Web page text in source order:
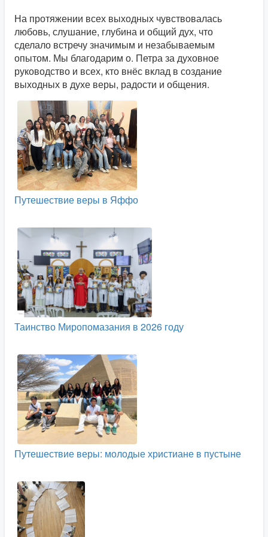
На протяжении всех выходных чувствовалась
любовь, слушание, глубина и общий дух, что
сделало встречу значимым и незабываемым
опытом. Мы благодарим о. Петра за духовное
руководство и всех, кто внёс вклад в создание
выходных в духе веры, радости и общения.
Путешествие веры в Яффо
Таинство Миропомазания в 2026 году
Путешествие веры: молодые христиане в пустыне